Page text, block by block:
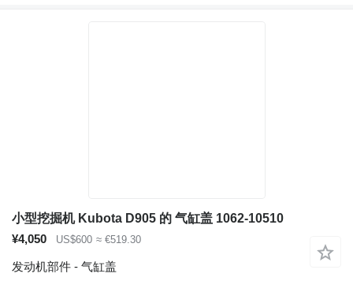
小型挖掘机 Kubota D905 的 气缸盖 1062-10510
¥4,050
US$600 ≈ €519.30
发动机部件 - 气缸盖